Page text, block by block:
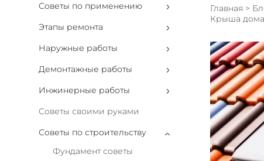
Советы по применению
Этапы ремонта
Наружные работы
Демонтажные работы
Инжинерные работы
Советы своими руками
Советы по строительству
Фундамент советы
Главная >
Крыша